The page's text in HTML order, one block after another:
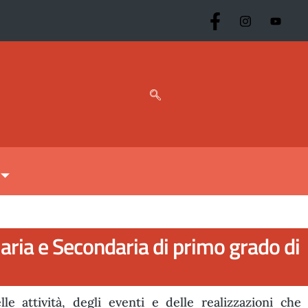
e Secondaria di primo grado di
attività, degli eventi e delle realizzazioni che